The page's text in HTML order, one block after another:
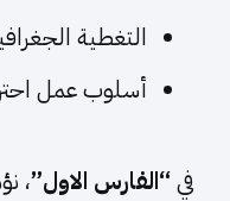
التغطية
أسلوب عمل
في“الفارس الاول”،